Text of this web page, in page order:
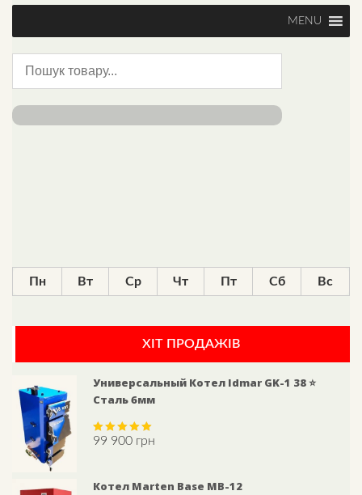
MENU
Пн Вт Ср Чт Пт Сб Вс
ХІТ ПРОДАЖІВ
Универсальный Котел Idmar GK-1 38 ⭐
Сталь 6мм
Rated5.00
99 900 грн
Котел Marten Base MB-12